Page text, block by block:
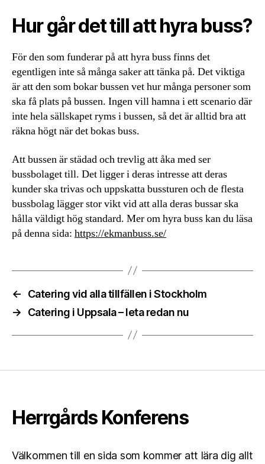
Hur går det till att hyra buss?
För den som funderar på att hyra buss finns det
egentligen inte så många saker att tänka på. Det viktiga
är att den som bokar bussen vet hur många personer som
ska få plats på bussen. Ingen vill hamna i ett scenario där
inte hela sällskapet ryms i bussen, så det är alltid bra att
räkna högt när det bokas buss.
Att bussen är städad och trevlig att åka med ser
bussbolaget till. Det ligger i deras intresse att deras
kunder ska trivas och uppskatta bussturen och de flesta
bussbolag lägger stor vikt vid att alla deras bussar ska
hålla väldigt hög standard. Mer om hyra buss kan du läsa
på denna sida: https://ekmanbuss.se/
←
Catering vid alla tillfällen i Stockholm
→
Catering i Uppsala – leta redan nu
Herrgårds Konferens
Välkommen till en sida som kommer att lära dig allt